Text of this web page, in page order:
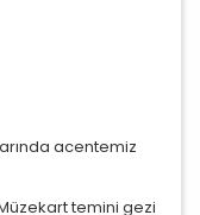
acentemiz
temini gezi